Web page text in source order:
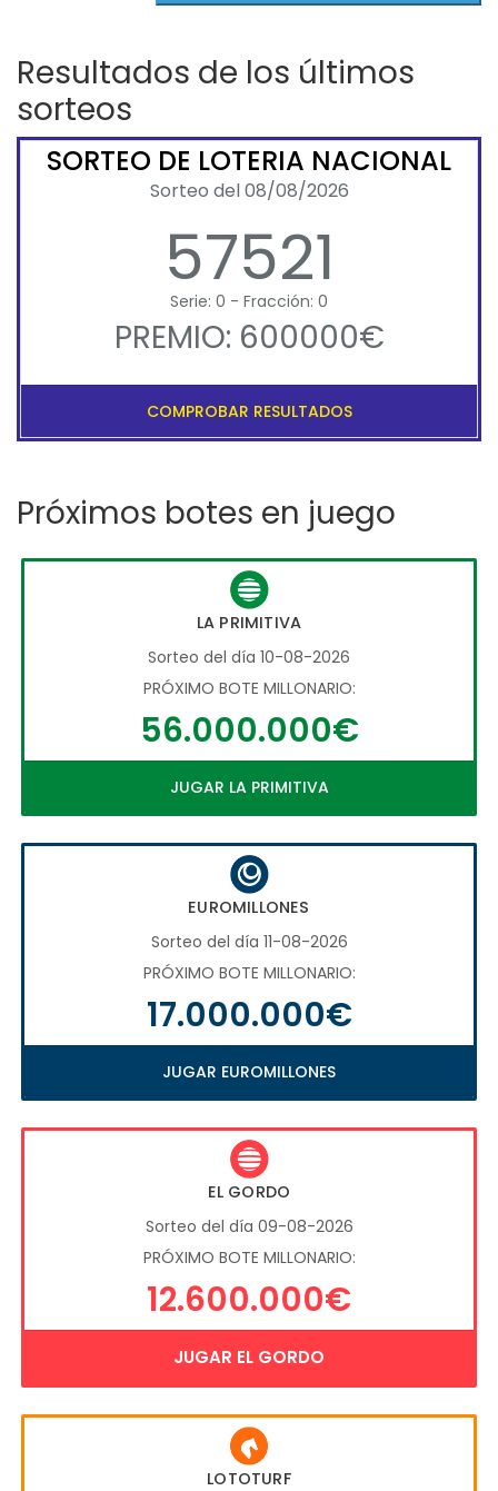
Resultados de los últimos
sorteos
SORTEO DE LOTERIA NACIONAL
Sorteo del 08/08/2026
57521
Serie: 0 - Fracción: 0
PREMIO: 600000€
COMPROBAR RESULTADOS
Próximos botes en juego
LA PRIMITIVA
Sorteo del día 10-08-2026
PRÓXIMO BOTE MILLONARIO:
56.000.000€
JUGAR LA PRIMITIVA
EUROMILLONES
Sorteo del día 11-08-2026
PRÓXIMO BOTE MILLONARIO:
17.000.000€
JUGAR EUROMILLONES
EL GORDO
Sorteo del día 09-08-2026
PRÓXIMO BOTE MILLONARIO:
12.600.000€
JUGAR EL GORDO
LOTOTURF